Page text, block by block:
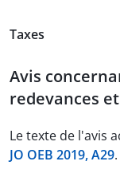
Taxes
Avis
redevances
Le texte de l'avis
JO OEB 2019, A29.